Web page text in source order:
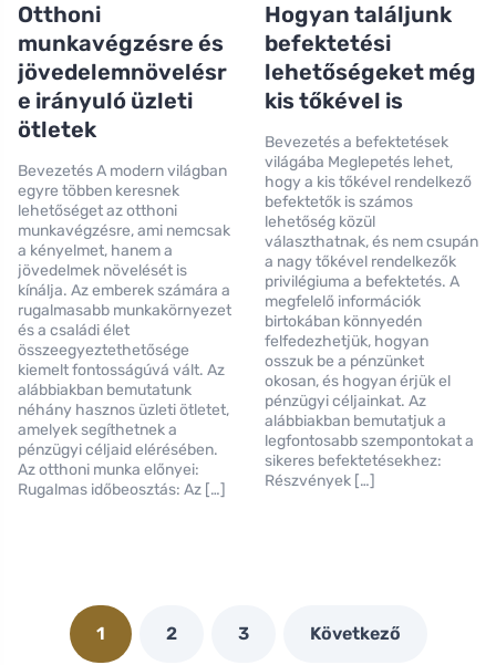
Otthoni
munkavégzésre és
jövedelemnövelésr
e irányuló üzleti
ötletek
Bevezetés A modern világban
egyre többen keresnek
lehetőséget az otthoni
munkavégzésre, ami nemcsak
a kényelmet, hanem a
jövedelmek növelését is
kínálja. Az emberek számára a
rugalmasabb munkakörnyezet
és a családi élet
összeegyeztethetősége
kiemelt fontosságúvá vált. Az
alábbiakban bemutatunk
néhány hasznos üzleti ötletet,
amelyek segíthetnek a
pénzügyi céljaid elérésében.
Az otthoni munka előnyei:
Rugalmas időbeosztás: Az […]
Hogyan találjunk
befektetési
lehetőségeket még
kis tőkével is
Bevezetés a befektetések
világába Meglepetés lehet,
hogy a kis tőkével rendelkező
befektetők is számos
lehetőség közül
választhatnak, és nem csupán
a nagy tőkével rendelkezők
privilégiuma a befektetés. A
megfelelő információk
birtokában könnyedén
felfedezhetjük, hogyan
osszuk be a pénzünket
okosan, és hogyan érjük el
pénzügyi céljainkat. Az
alábbiakban bemutatjuk a
legfontosabb szempontokat a
sikeres befektetésekhez:
Részvények […]
1 2 3 Következő